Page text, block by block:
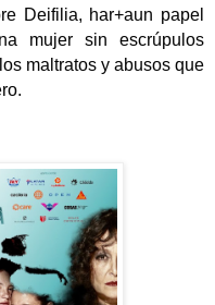
Deifilia, har+aun papel
mujer sin escrúpulos
maltratos y abusos que